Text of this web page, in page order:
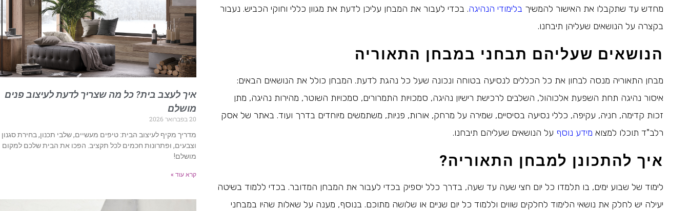
מחדש עד שתקבלו את האישור להמשיך בלימודי הנהיגה. בכדי לעבור את המבחן עליכן לדעת את מגוון כללי וחוקי הכביש. נעבור
בקצרה על הנושאים שעליהן תיבחנו.
הנושאים שעליהם תבחני במבחן התאוריה
מבחן התאוריה מנסה לבחון את כל הכללים לנסיעה בטוחה ונכונה שעל כל נהגת לדעת. המבחן כולל את הנושאים הבאים:
איסור נהיגה תחת השפעת אלכוהול, השלבים לרכישת רישיון נהיגה, סמכויות התמרורים, סמכויות השוטר, מהירות נהיגה, מתן
זכות קדימה, חניה, עקיפה, כללי נסיעה בסיסיים, שמירה על מרחק, אורות, פניות, משתמשים מיוחדים בדרך ועוד. באתר של אסק
רלב"ד תוכלו למצוא מידע נוסף על הנושאים שעליהם תיבחנו.
איך להתכונן למבחן התאוריה?
לימוד של שבוע ימים, בו תלמדו כל יום חצי שעה עד שעה, בדרך כלל יספיק בכדי לעבור את המבחן המדובר. בכדי ללמוד בשיטה
יעילה יש לחלק את נושאי הלימוד לחלקים שווים וללמוד כל יום שניים או שלושה מתוכם. בנוסף, מענה על שאלות שהיו במבחני
איך לעצב בית? כל מה שצריך לדעת לעיצוב פנים
מושלם
20 בפברואר 2026
מדריך מקיף לעיצוב הבית: טיפים מעשיים, שלבי תכנון, בחירת סגנון
וצבעים, ופתרונות חכמים לכל תקציב. הפכו את הבית שלכם למקום
מושלם!
קרא עוד »